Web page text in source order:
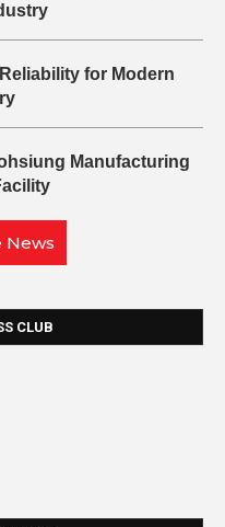
for Modern
Manufacturing
News
CLUB